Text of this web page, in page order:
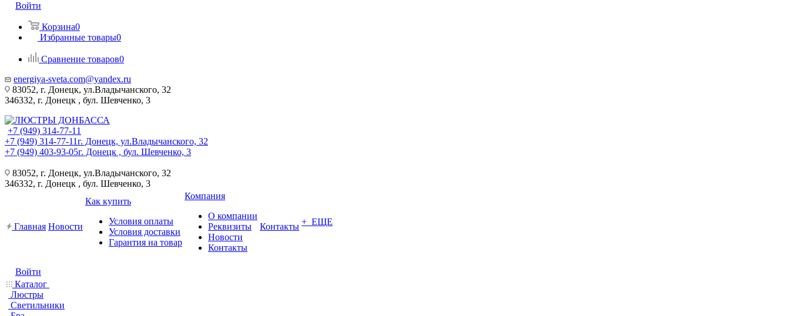
Войти
Корзина0
Избранные товары0
Сравнение товаров0
energiya-sveta.com@yandex.ru
83052, г. Донецк, ул.Владычанского, 32
346332, г. Донецк , бул. Шевченко, 3
+7 (949) 314-77-11
+7 (949) 314-77-11г. Донецк, ул.Владычанского, 32
+7 (949) 403-93-05г. Донецк , бул. Шевченко, 3
83052, г. Донецк, ул.Владычанского, 32
346332, г. Донецк , бул. Шевченко, 3
Главная Новости
Как купить
Условия оплаты
Условия доставки
Гарантия на товар
Компания
О компании
Реквизиты
Новости
Контакты
Контакты + ЕЩЕ
Войти
Каталог
Люстры
Светильники